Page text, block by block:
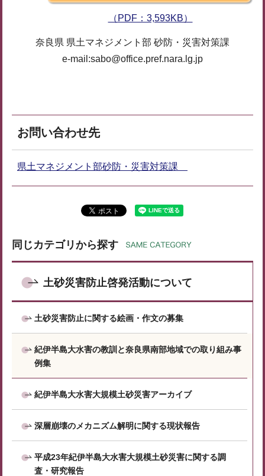
（PDF：3,593KB）
奈良県 県土マネジメント部 砂防・災害対策課
e-mail:sabo@office.pref.nara.lg.jp
お問い合わせ先
県土マネジメント部砂防・災害対策課
同じカテゴリから探す
土砂災害防止啓発活動について
土砂災害防止に関する絵画・作文の募集
紀伊半島大水害の教訓と奈良県南部地域での取り組み事
例集
紀伊半島大水害大規模土砂災害アーカイブ
深層崩壊のメカニズム解明に関する現状報告
平成23年紀伊半島大水害大規模土砂災害に関する調
査・研究報告